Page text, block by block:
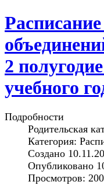
2
учебного
Подробности
Родительская
Категория:
Создано
Опубликовано
Просмотров: 200